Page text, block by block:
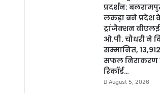
प्रदर्शन:
लकड़ा बने प्रदेश
ट्रांजैक्शन वीएलई,
ओ.पी. चौधरी ने
सम्मानित,
सफल निराकरण
रिकॉर्ड…
August 5, 2026